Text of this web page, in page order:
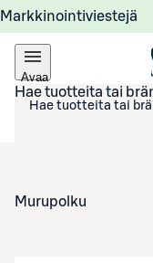
Markkinointiviestejä
Avaa
valikko
Hae tuotteita tai
Murupolku